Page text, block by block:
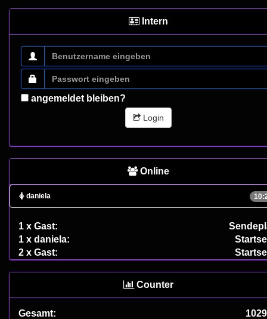
Intern
angemeldet bleiben?
Login
Online
daniela
1 x Gast:
1 x daniela:
2 x Gast:
Counter
Gesamt: